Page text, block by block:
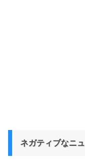
ネガティブなニ